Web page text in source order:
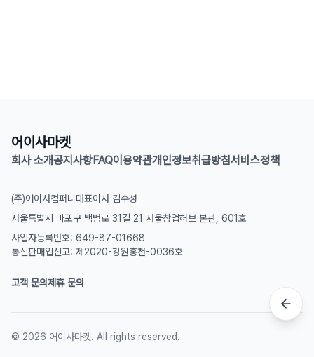
어이사마켓
회사 소개공지사항FAQ이용약관개인정보취급방침서비스정책
(주)어이사컴퍼니 대표이사 김수성
서울특별시 마포구 백범로 31길 21 서울창업허브 본관, 601호
사업자등록번호: 649-87-01668
통신판매업신고: 제2020-강원홍천-0036호
고객 문의제휴 문의
© 2026 어이사마켓. All rights reserved.